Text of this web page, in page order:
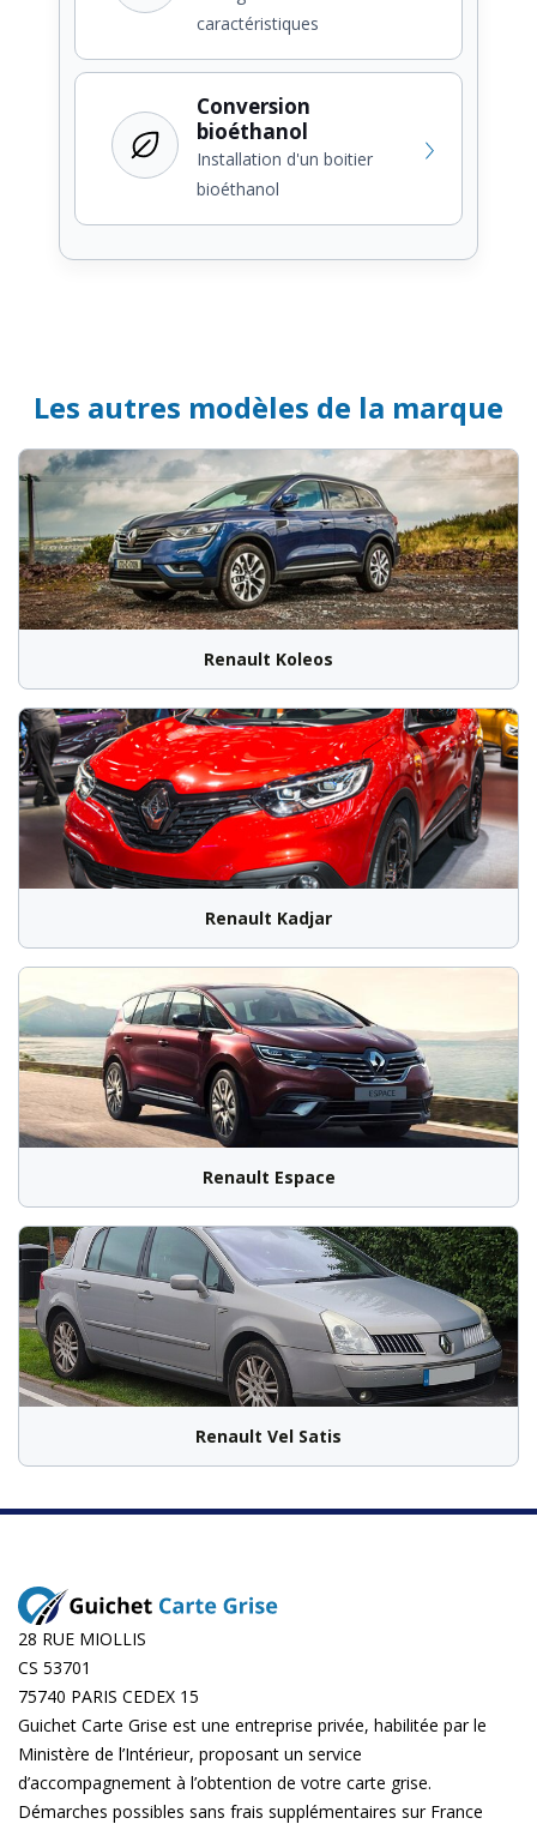
caractéristiques
Conversion
bioéthanol
Installation d'un boitier
bioéthanol
Les autres modèles de la marque
Renault Koleos
Renault Kadjar
Renault Espace
Renault Vel Satis
28 RUE MIOLLIS
CS 53701
75740 PARIS CEDEX 15
Guichet Carte Grise est une entreprise privée, habilitée par le
Ministère de l’Intérieur, proposant un service
d’accompagnement à l’obtention de votre carte grise.
Démarches possibles sans frais supplémentaires sur France